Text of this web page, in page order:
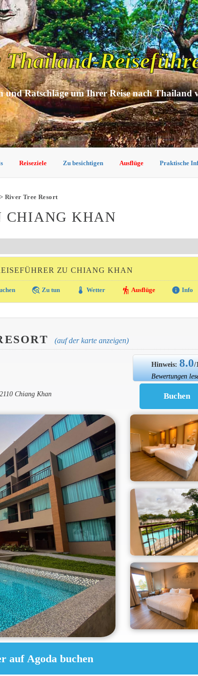
Thailand-
Ratschläge um Ihrer Reise nach Thailand
Reiseziele Zu besichtigen Ausflüge Praktische
> River Tree Resort
CHIANG KHAN
ZU CHIANG KHAN
travel_explore Zu tun thermostat Wetter hiking Ausflüge info Info
(auf der karte anzeigen)
Chiang Khan
Hinweis:8.0/
Bewertungen